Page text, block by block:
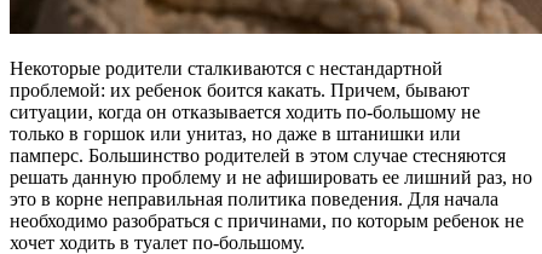
Некоторые родители сталкиваются с нестандартной
проблемой: их ребенок боится какать. Причем, бывают
ситуации, когда он отказывается ходить по-большому не
только в горшок или унитаз, но даже в штанишки или
памперс. Большинство родителей в этом случае стесняются
решать данную проблему и не афишировать ее лишний раз, но
это в корне неправильная политика поведения. Для начала
необходимо разобраться с причинами, по которым ребенок не
хочет ходить в туалет по-большому.